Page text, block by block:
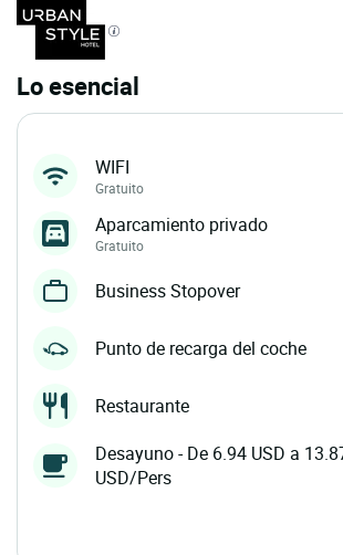
Lo esencial
WIFI
Gratuito
Aparcamiento privado
Gratuito
Business Stopover
Punto de recarga del coche
Restaurante
Desayuno - De 6.94 USD a
USD/Pers